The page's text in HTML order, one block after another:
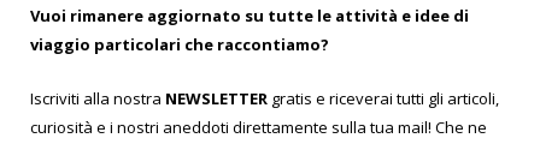
Vuoi rimanere aggiornato su tutte le attività e idee di
viaggio particolari che raccontiamo?
Iscriviti alla nostra NEWSLETTER gratis e riceverai tutti gli articoli,
curiosità e i nostri aneddoti direttamente sulla tua mail! Che ne